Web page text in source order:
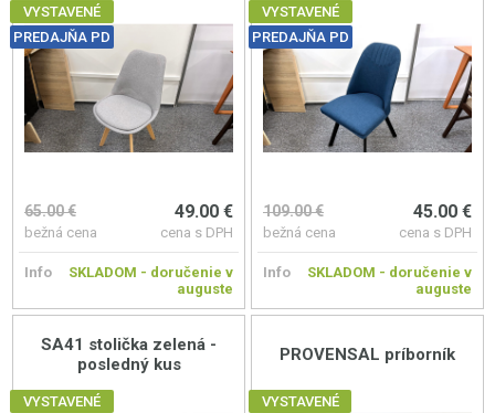
VYSTAVENÉ
PREDAJŇA PD
65.00 €
bežná cena
49.00 €
cena s DPH
Info
SKLADOM - doručenie v
auguste
VYSTAVENÉ
PREDAJŇA PD
109.00 €
bežná cena
45.00 €
cena s DPH
Info
SKLADOM - doručenie v
auguste
SA41 stolička zelená -
posledný kus
VYSTAVENÉ
PROVENSAL príborník
VYSTAVENÉ